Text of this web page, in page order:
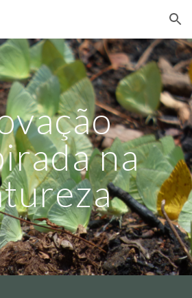
Skip to navigation
na